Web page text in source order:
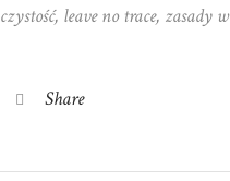
czystość, leave no trace, zasady w
Share